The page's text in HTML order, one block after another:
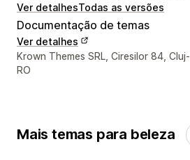
Ver detalhesTodas as versões
Documentação de temas
Ver detalhes
Detalhes de contacto do
Krown Themes SRL, Ciresilor 84,
RO
Mais temas para beleza